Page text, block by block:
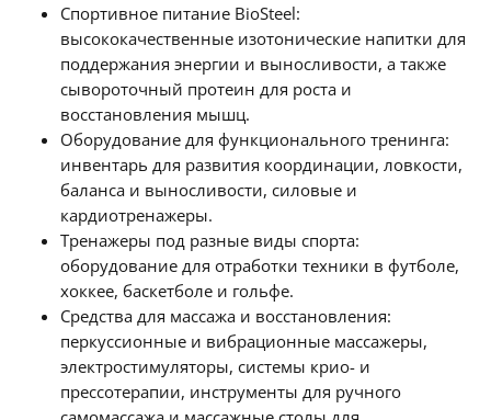
Спортивное питание BioSteel:
высококачественные изотонические напитки для
поддержания энергии и выносливости, а также
сывороточный протеин для роста и
восстановления мышц.
Оборудование для функционального тренинга:
инвентарь для развития координации, ловкости,
баланса и выносливости, силовые и
кардиотренажеры.
Тренажеры под разные виды спорта:
оборудование для отработки техники в футболе,
хоккее, баскетболе и гольфе.
Средства для массажа и восстановления:
перкуссионные и вибрационные массажеры,
электростимуляторы, системы крио- и
прессотерапии, инструменты для ручного